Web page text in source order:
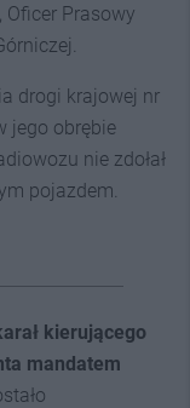
Oficer Prasowy
drogi krajowej nr
jego obrębie
nie zdołał
pojazdem.
kierującego
mandatem